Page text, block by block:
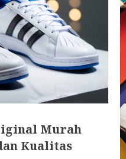
Murah
Kualitas